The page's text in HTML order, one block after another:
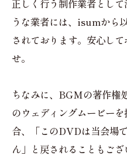
正しく行う制作業者とし
うな業者には、isumから
されております。安心し
せ。
ちなみに、BGMの著作権
のウェディングムービー
合、「このDVDは当会場
ん」と戻されることもご